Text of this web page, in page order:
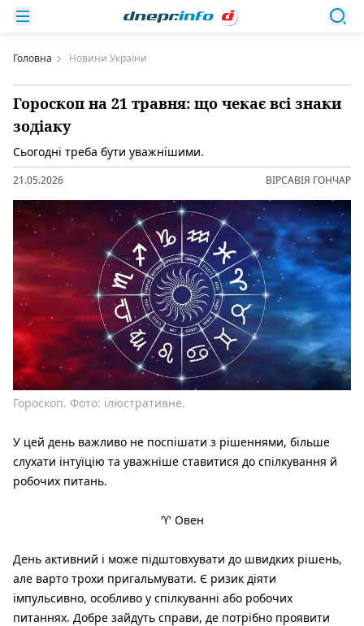
Головна Новини України
Гороскоп на 21 травня: що чекає всі знаки
зодіаку
Сьогодні треба бути уважнішими.
21.05.2026 ВІРСАВІЯ ГОНЧАР
Гороскоп. Фото: ілюстративне.
У цей день важливо не поспішати з рішеннями, більше
слухати інтуїцію та уважніше ставитися до спілкування й
робочих питань.
♈ Овен
День активний і може підштовхувати до швидких рішень,
але варто трохи пригальмувати. Є ризик діяти
імпульсивно, особливо у спілкуванні або робочих
питаннях. Добре зайдуть справи, де потрібно проявити